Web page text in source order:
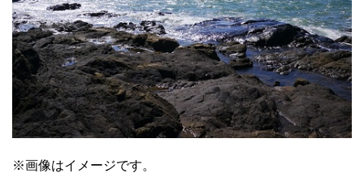
※画像はイメージです。